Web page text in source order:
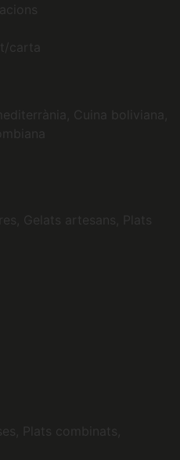
carta
Cuina boliviana,
Gelats artesans, Plats
Plats combinats,